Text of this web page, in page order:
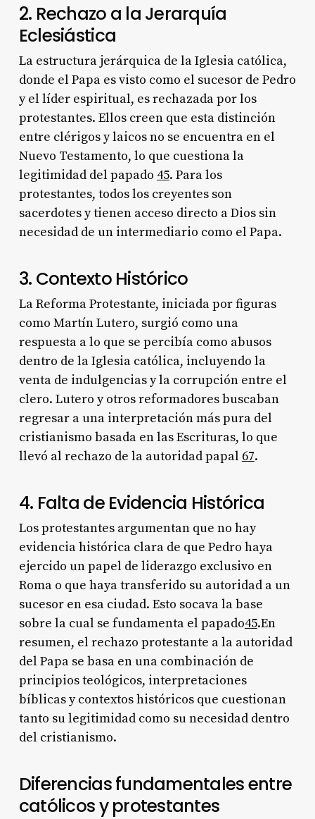
2. Rechazo a la Jerarquía
Eclesiástica
La estructura jerárquica de la Iglesia católica,
donde el Papa es visto como el sucesor de Pedro
y el líder espiritual, es rechazada por los
protestantes. Ellos creen que esta distinción
entre clérigos y laicos no se encuentra en el
Nuevo Testamento, lo que cuestiona la
legitimidad del papado 45. Para los
protestantes, todos los creyentes son
sacerdotes y tienen acceso directo a Dios sin
necesidad de un intermediario como el Papa.
3. Contexto Histórico
La Reforma Protestante, iniciada por figuras
como Martín Lutero, surgió como una
respuesta a lo que se percibía como abusos
dentro de la Iglesia católica, incluyendo la
venta de indulgencias y la corrupción entre el
clero. Lutero y otros reformadores buscaban
regresar a una interpretación más pura del
cristianismo basada en las Escrituras, lo que
llevó al rechazo de la autoridad papal 67.
4. Falta de Evidencia Histórica
Los protestantes argumentan que no hay
evidencia histórica clara de que Pedro haya
ejercido un papel de liderazgo exclusivo en
Roma o que haya transferido su autoridad a un
sucesor en esa ciudad. Esto socava la base
sobre la cual se fundamenta el papado45.En
resumen, el rechazo protestante a la autoridad
del Papa se basa en una combinación de
principios teológicos, interpretaciones
bíblicas y contextos históricos que cuestionan
tanto su legitimidad como su necesidad dentro
del cristianismo.
Diferencias fundamentales entre
católicos y protestantes